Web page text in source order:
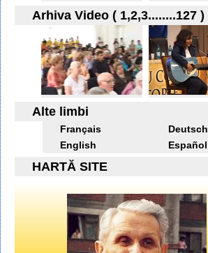
Arhiva Video ( 1,2,3........127 )
Alte limbi
Français
Deutsch
English
Español
HARTĂ SITE